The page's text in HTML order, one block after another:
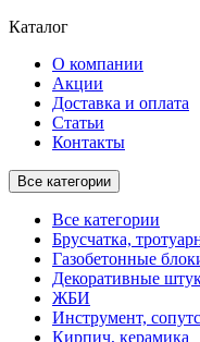
Каталог
О компании
Акции
Доставка и оплата
Статьи
Контакты
Все категории
Все категории
Брусчатка,
Газобетонные
Декоративные
ЖБИ
Инструмент,
Кирпич, керамика